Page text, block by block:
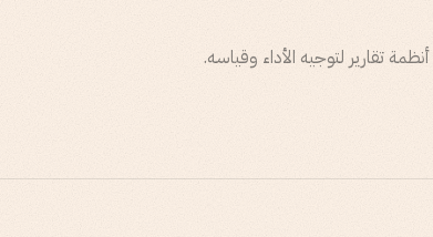
تقارير لتوجيه الأداء وقياسه.